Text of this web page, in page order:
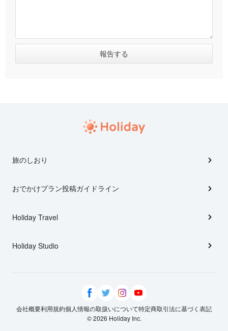
旅のしおり
おでかけプラン投稿ガイドライン
Holiday Travel
Holiday Studio
会社概要利用規約個人情報の取扱いについて特定商取引法に基づく表記
© 2026 Holiday Inc.